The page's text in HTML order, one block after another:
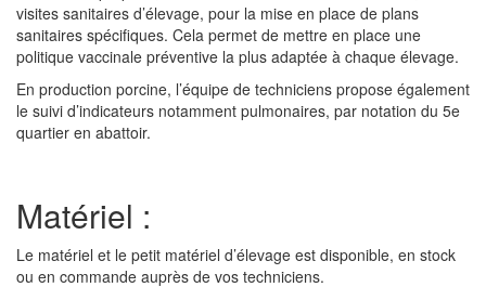
visites sanitaires d’élevage, pour la mise en place de plans
sanitaires spécifiques. Cela permet de mettre en place une
politique vaccinale préventive la plus adaptée à chaque élevage.
En production porcine, l’équipe de techniciens propose également
le suivi d’indicateurs notamment pulmonaires, par notation du 5e
quartier en abattoir.
Matériel :
Le matériel et le petit matériel d’élevage est disponible, en stock
ou en commande auprès de vos techniciens.